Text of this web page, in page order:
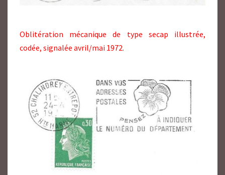
Oblitération mécanique de type secap illustrée,
codée, signalée avril/mai 1972.